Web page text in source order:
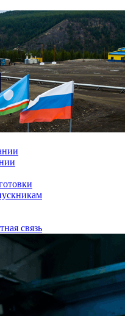
связь